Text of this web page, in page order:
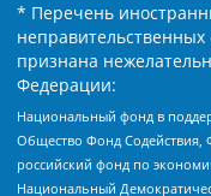
* Перечень
неправительственных
признана
Федерации:
Национальный фонд в
Общество Фонд Содействия,
российский фонд по
Национальный